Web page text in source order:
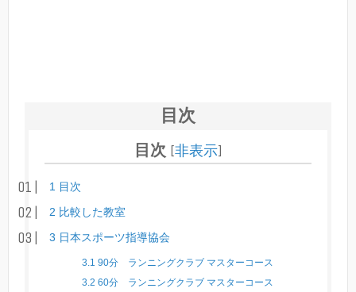
目次
目次 [非表示]
1 目次
2 比較した教室
3 日本スポーツ指導協会
3.1 90分 ランニングクラブ マスターコース
3.2 60分 ランニングクラブ マスターコース